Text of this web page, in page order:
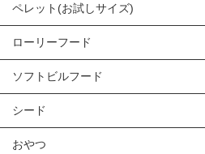
ペレット(お試しサイズ)
ローリーフード
ソフトビルフード
シード
おやつ